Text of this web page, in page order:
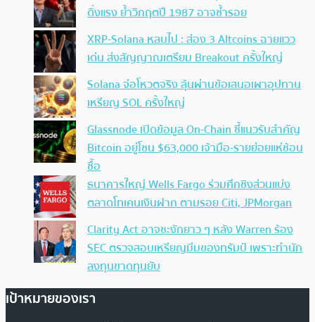
ดิ่งแรง ย้ำวิกฤตปี 1987 อาจซ้ำรอย
XRP-Solana หลบไป : ส่อง 3 Altcoins ฉายแวว
เด่น ส่งสัญญาณเตรียม Breakout ครั้งใหญ่
Solana จ่อโหวตจริง ลุ้นผ่านข้อเสนอเผาอุปทาน
เหรียญ SOL ครั้งใหญ่
Glassnode เปิดข้อมูล On-Chain ชี้แนวรับสำคัญ
Bitcoin อยู่โซน $63,000 เจ้ามือ-รายย่อยแห่ช้อน
ซื้อ
ธนาคารใหญ่ Wells Fargo ร่วมศึกชิงส่วนแบ่ง
ตลาดโทเคนเงินฝาก ตามรอย Citi, JPMorgan
Clarity Act อาจชะงักยาว ๆ หลัง Warren ร้อง
SEC ตรวจสอบเหรียญมีมของทรัมป์ เพราะทำนัก
ลงทุนขาดทุนยับ
เป้าหมายของเรา